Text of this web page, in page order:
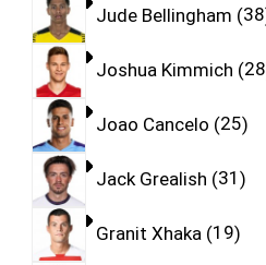
Jude Bellingham 38
Joshua Kimmich 28
Joao Cancelo 25
Jack Grealish 31
Granit Xhaka 19